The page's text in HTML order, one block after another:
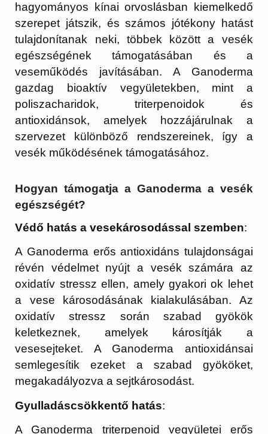
hagyományos kínai orvoslásban kiemelkedő
szerepet játszik, és számos jótékony hatást
tulajdonítanak neki, többek között a vesék
egészségének támogatásában és a
veseműködés javításában. A Ganoderma
gazdag bioaktív vegyületekben, mint a
poliszacharidok, triterpenoidok és
antioxidánsok, amelyek hozzájárulnak a
szervezet különböző rendszereinek, így a
vesék működésének támogatásához.
Hogyan támogatja a Ganoderma a vesék
egészségét?
Védő hatás a vesekárosodással szemben:
A Ganoderma erős antioxidáns tulajdonságai
révén védelmet nyújt a vesék számára az
oxidatív stressz ellen, amely gyakori ok lehet
a vese károsodásának kialakulásában. Az
oxidatív stressz során szabad gyökök
keletkeznek, amelyek károsítják a
vesesejteket. A Ganoderma antioxidánsai
semlegesítik ezeket a szabad gyököket,
megakadályozva a sejtkárosodást.
Gyulladáscsökkentő hatás:
A Ganoderma triterpenoid vegyületei erős